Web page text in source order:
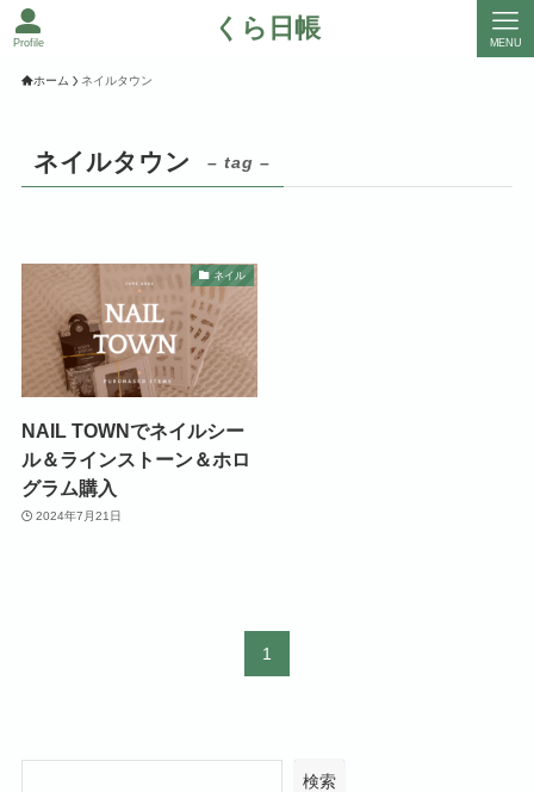
くら日帳
Profile MENU
ホーム ネイルタウン
ネイルタウン – tag –
ネイル
NAIL TOWNでネイルシー
ル＆ラインストーン＆ホロ
グラム購入
2024年7月21日
1
検索